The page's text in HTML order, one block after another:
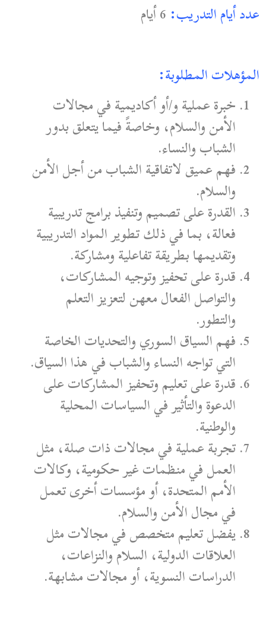
عدد أيام التدريب:6 أيام
المؤهلات المطلوبة:
خبرة عملية و/أو أكاديمية في مجالات
الأمن والسلام، وخاصةً فيما يتعلق بدور
الشباب والنساء.
فهم عميق لاتفاقية الشباب من أجل الأمن
والسلام.
القدرة على تصميم وتنفيذ برامج تدريبية
فعالة، بما في ذلك تطوير المواد التدريبية
وتقديمها بطريقة تفاعلية ومشاركة.
قدرة على تحفيز وتوجيه المشاركات،
والتواصل الفعال معهن لتعزيز التعلم
والتطور.
فهم السياق السوري والتحديات الخاصة
التي تواجه النساء والشباب في هذا السياق.
قدرة على تعليم وتحفيز المشاركات على
الدعوة والتأثير في السياسات المحلية
والوطنية.
تجربة عملية في مجالات ذات صلة، مثل
العمل في منظمات غير حكومية، وكالات
الأمم المتحدة، أو مؤسسات أخرى تعمل
في مجال الأمن والسلام.
يفضل تعليم متخصص في مجالات مثل
العلاقات الدولية، السلام والنزاعات،
الدراسات النسوية، أو مجالات مشابهة.